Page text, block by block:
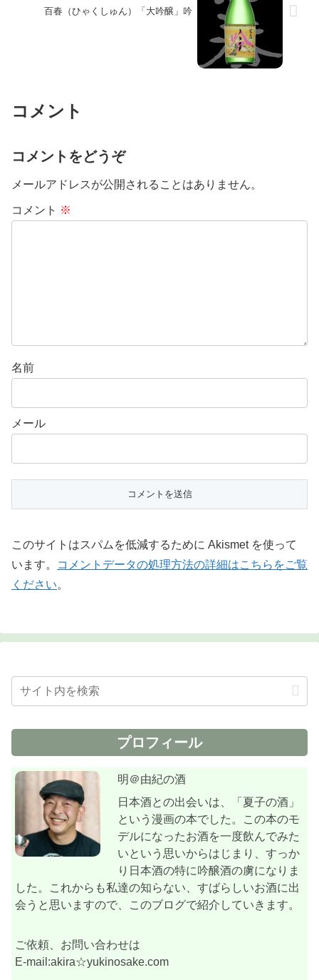
百春（ひゃくしゅん）「大吟醸」吟
コメント
コメントをどうぞ
メールアドレスが公開されることはありません。
コメント ※
名前
メール
このサイトはスパムを低減するために Akismet を使って
います。
コメントデータの処理方法の詳細はこちらをご覧
ください。
プロフィール
明＠由紀の酒
日本酒との出会いは、「夏子の酒」
という漫画の本でした。この本のモ
デルになったお酒を一度飲んでみた
いという思いからはじまり、すっか
り日本酒の特に吟醸酒の虜になりま
した。これからも私達の知らない、すばらしいお酒に出
会うと思いますので、このブログで紹介していきます。
ご依頼、お問い合わせは
E-mail:akira☆yukinosake.com